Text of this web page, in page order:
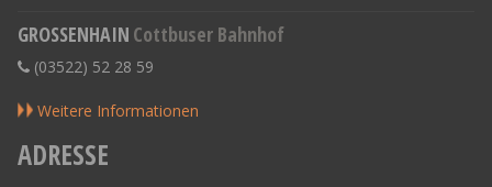
GROSSENHAIN Cottbuser Bahnhof
(03522) 52 28 59
Weitere Informationen
ADRESSE